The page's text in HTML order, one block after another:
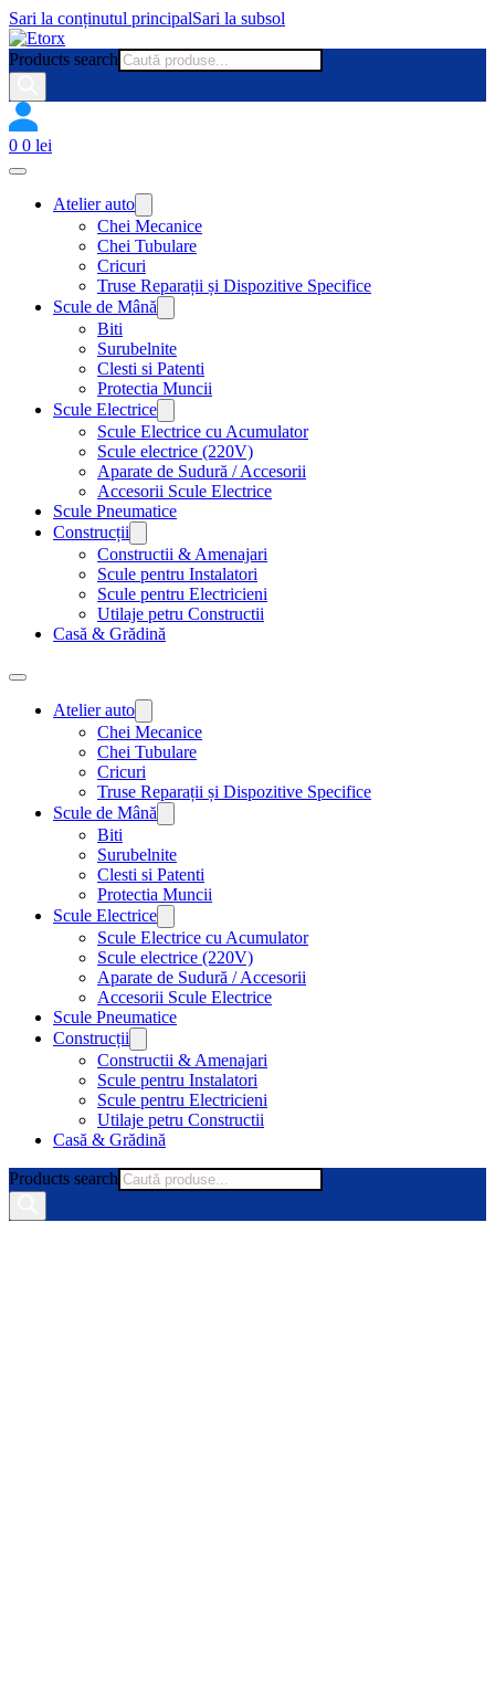
Sari la conținutul principalSari la subsol
Products search
0 0 lei
Atelier auto
Chei Mecanice
Chei Tubulare
Cricuri
Truse Reparații și Dispozitive Specifice
Scule de Mână
Biti
Surubelnite
Clesti si Patenti
Protectia Muncii
Scule Electrice
Scule Electrice cu Acumulator
Scule electrice (220V)
Aparate de Sudură / Accesorii
Accesorii Scule Electrice
Scule Pneumatice
Construcții
Constructii & Amenajari
Scule pentru Instalatori
Scule pentru Electricieni
Utilaje petru Constructii
Casă & Grădină
Atelier auto
Chei Mecanice
Chei Tubulare
Cricuri
Truse Reparații și Dispozitive Specifice
Scule de Mână
Biti
Surubelnite
Clesti si Patenti
Protectia Muncii
Scule Electrice
Scule Electrice cu Acumulator
Scule electrice (220V)
Aparate de Sudură / Accesorii
Accesorii Scule Electrice
Scule Pneumatice
Construcții
Constructii & Amenajari
Scule pentru Instalatori
Scule pentru Electricieni
Utilaje petru Constructii
Casă & Grădină
Products search